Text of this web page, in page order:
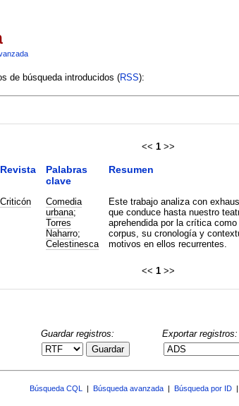
de búsqueda introducidos (RSS):
<< 1 >>
Revista
Palabras
clave
Resumen
Criticón
Comedia
urbana;
Torres
Naharro;
Celestinesca
Este trabajo analiza con
que conduce hasta nuestro
aprehendida por la crítica
corpus, su cronología y
motivos en ellos recurrentes.
<< 1 >>
Guardar registros:
Guardar
Exportar registros:
Búsqueda CQL Búsqueda avanzada Búsqueda por ID